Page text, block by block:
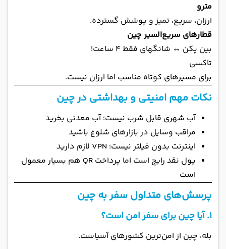
مترو
ارزان، سریع، تمیز و پوشش گسترده.
قطارهای سریع‌السیر چین
بین پکن ↔ شانگهای فقط ۴ ساعت!
تاکسی
برای مسیرهای کوتاه مناسب اما ارزان نیست.
نکات مهم امنیتی و بهداشتی در چین
آب شهری قابل شرب نیست؛ آب معدنی بخرید
مراقب وسایل در بازارهای شلوغ باشید
اینترنت بدون فیلتر نیست؛ VPN لازم دارید
پول نقد رایج است اما پرداخت QR هم بسیار معمول
است
پرسش‌های متداول سفر به چین
۱. آیا چین برای سفر امن است؟
بله، چین از امن‌ترین کشورهای آسیاست.